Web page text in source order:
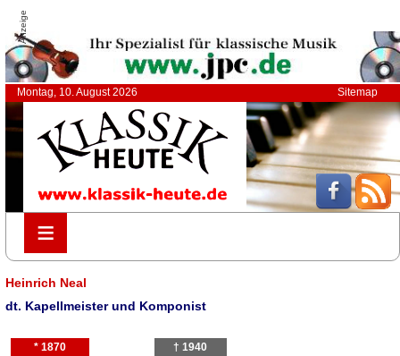
Anzeige
Montag, 10. August 2026 Sitemap
≡
≡
Heinrich Neal
dt. Kapellmeister und Komponist
* 1870 † 1940